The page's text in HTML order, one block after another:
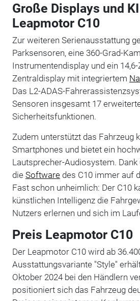
Große Displays und
Leapmotor C10
Zur weiteren Serienausstattung
Parksensoren, eine 360-Grad-
Instrumentendisplay und ein
Zentraldisplay mit integriertem
Das L2-ADAS-
Sensoren insgesamt 17
Sicherheitsfunktionen.
Zudem unterstützt das Fahrzeug
Smartphones und bietet ein
Lautsprecher-Audiosystem. Dank
die Softwaredes C10 immer auf
Fast schon unheimlich: Der C10
künstlichen Intelligenz die
Nutzers erlernen und sich im
Preis Leapmotor C10
Der Leapmotor C10 wird ab
Ausstattungsvariante "Style"
Oktober 2024 bei den Händlern
positioniert sich das Fahrzeug